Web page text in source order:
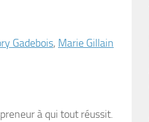
Gadebois, Marie Gillain
à qui tout réussit.